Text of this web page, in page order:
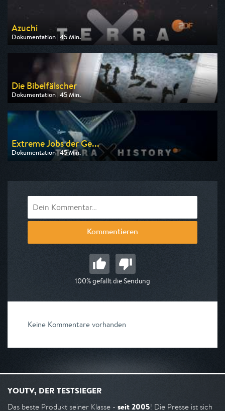
Azuchi
Dokumentation | 45 Min.
Ausgestrahlt von ZDF
am 09.08.2026, 19:30
Die Bibelfälscher
Dokumentation | 45 Min.
Ausgestrahlt von arte
am 11.08.2026, 20:15
Extreme Jobs der Ge...
Dokumentation | 45 Min.
Ausgestrahlt von ZDF
Kommentieren
100% gefällt die Sendung
Keine Kommentare vorhanden
YOUTV, DER TESTSIEGER
Das beste Produkt seiner Klasse - seit 2005! Die Presse ist sich